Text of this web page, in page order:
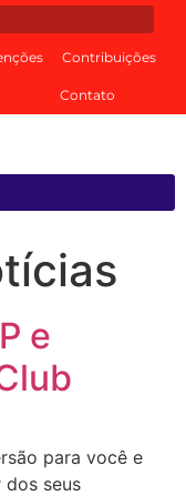
Contribuições
Contato
e
para você e
dos seus